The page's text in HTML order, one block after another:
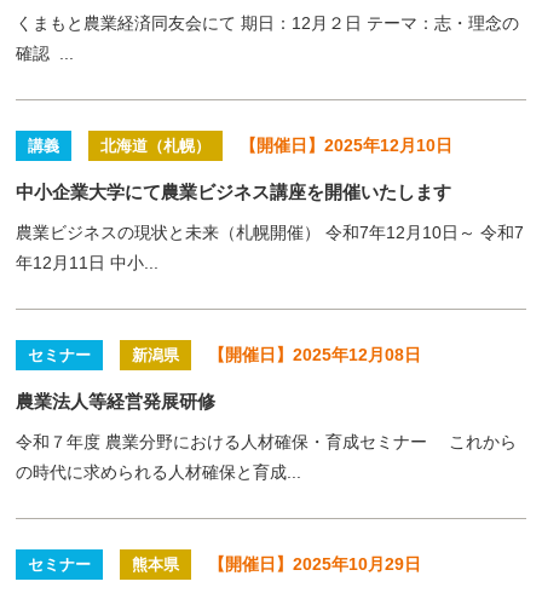
くまもと農業経済同友会にて 期日：12月２日 テーマ：志・理念の
確認 ...
講義 北海道（札幌） 【開催日】2025年12月10日
中小企業大学にて農業ビジネス講座を開催いたします
農業ビジネスの現状と未来（札幌開催） 令和7年12月10日～ 令和7
年12月11日 中小...
セミナー 新潟県 【開催日】2025年12月08日
農業法人等経営発展研修
令和７年度 農業分野における人材確保・育成セミナー これから
の時代に求められる人材確保と育成...
セミナー 熊本県 【開催日】2025年10月29日